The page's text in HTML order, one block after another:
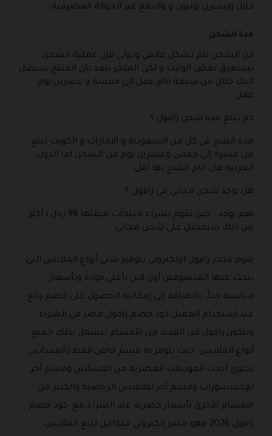
خلال ويسترن يونيون و والدفع عبر الحوالة المصرفية .
مدة الشحن
لان الشحن يتم بشكل عالمي ودولي فإن عملية الشحن
تستغرق بعض الوقت و لكن المتجر يتعد بان المنتج سيصل
اليك خلال من سبعة ايام عمل الى خمسة و عشرين يوم
عمل .
كم تبلغ مدة شحن زافول ؟
مدة الشح في كل من السعودية و الامارات و الكويت تبلغ
من عشرة إلى خمس وعشرين يوم من الشحن اما الدول
الغربية فان ايام الشح بها أقل .
هل يوجد شحن مجاني في زافول ؟
نعم يوجد ، حين تقوم بشراء منتجات قيمتها 99 ريال ا أكثر
من ذلك ستحصل على شحن مجاني .
يقوم متجر زافول الإلكتروني بتوفير شتى أنواع الملابس التي
يبحث عنها المتسوقين أون لاين بأعلي جودة وبأسعار
مناسبة جداً، بالاضافة إلى إمكانية الحصول على خصم رائع
عند استخدام العميل كود خصم زافول مصر في الشراء.
ويتكون زافول من العديد من الأقسام ليشمل بذلك جميع
أنواع الملابس، حيث يتوفر به قسم خاص فقط بالفساتين
يحتوي أحدث الموديلات العصرية من الفساتين وقسم آخر
للإكسسورات وقسم آخر للملابس الرياضية والكثير من
الاقسام الأخرى بأسعار حصرية عند الشراء مع كود خصم
زافول 2026 فهو متجر إلكتروني متكامل لبيع الملابس.